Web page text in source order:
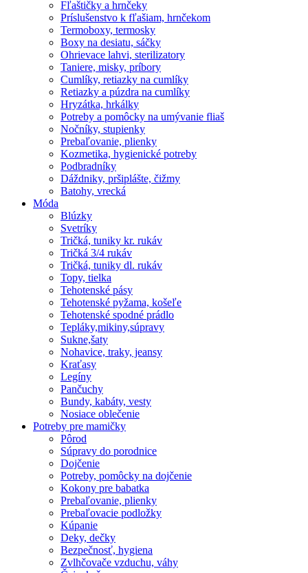
Fľaštičky a hrnčeky
Príslušenstvo k fľašiam, hrnčekom
Termoboxy, termosky
Boxy na desiatu, sáčky
Ohrievace lahvi, sterilizatory
Taniere, misky, príbory
Cumlíky, retiazky na cumlíky
Retiazky a púzdra na cumlíky
Hryzátka, hrkálky
Potreby a pomôcky na umývanie fliaš
Nočníky, stupienky
Prebaľovanie, plienky
Kozmetika, hygienické potreby
Podbradníky
Dáždniky, pršiplášte, čižmy
Batohy, vrecká
Móda
Blúzky
Svetríky
Tričká, tuniky kr. rukáv
Tričká 3/4 rukáv
Tričká, tuniky dl. rukáv
Topy, tielka
Tehotenské pásy
Tehotenské pyžama, košeľe
Tehotenské spodné prádlo
Tepláky,mikiny,súpravy
Sukne,šaty
Nohavice, traky, jeansy
Kraťasy
Legíny
Pančuchy
Bundy, kabáty, vesty
Nosiace oblečenie
Potreby pre mamičky
Pôrod
Súpravy do porodnice
Dojčenie
Potreby, pomôcky na dojčenie
Kokony pre babatka
Prebaľovanie, plienky
Prebaľovacie podložky
Kúpanie
Deky, dečky
Bezpečnosť, hygiena
Zvlhčovače vzduchu, váhy